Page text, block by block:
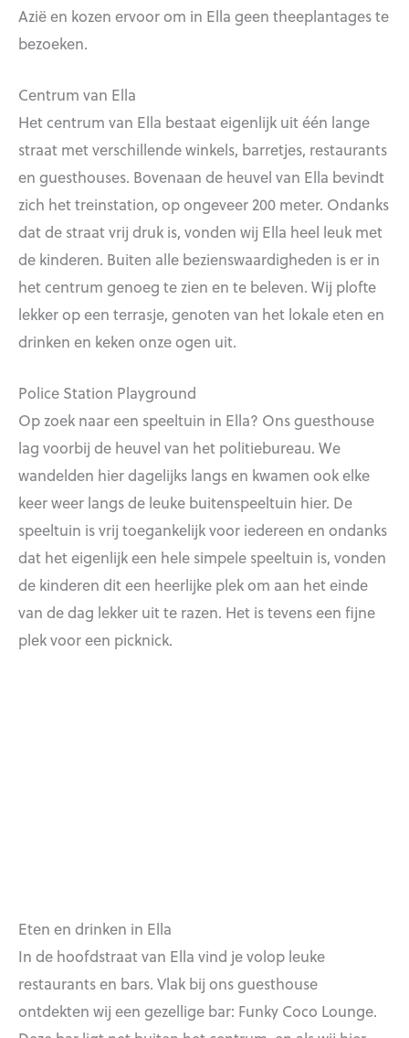
Azië en kozen ervoor om in Ella geen theeplantages te
bezoeken.
Centrum van Ella
Het centrum van Ella bestaat eigenlijk uit één lange
straat met verschillende winkels, barretjes, restaurants
en guesthouses. Bovenaan de heuvel van Ella bevindt
zich het treinstation, op ongeveer 200 meter. Ondanks
dat de straat vrij druk is, vonden wij Ella heel leuk met
de kinderen. Buiten alle bezienswaardigheden is er in
het centrum genoeg te zien en te beleven. Wij plofte
lekker op een terrasje, genoten van het lokale eten en
drinken en keken onze ogen uit.
Police Station Playground
Op zoek naar een speeltuin in Ella? Ons guesthouse
lag voorbij de heuvel van het politiebureau. We
wandelden hier dagelijks langs en kwamen ook elke
keer weer langs de leuke buitenspeeltuin hier. De
speeltuin is vrij toegankelijk voor iedereen en ondanks
dat het eigenlijk een hele simpele speeltuin is, vonden
de kinderen dit een heerlijke plek om aan het einde
van de dag lekker uit te razen. Het is tevens een fijne
plek voor een picknick.
Eten en drinken in Ella
In de hoofdstraat van Ella vind je volop leuke
restaurants en bars. Vlak bij ons guesthouse
ontdekten wij een gezellige bar: Funky Coco Lounge.